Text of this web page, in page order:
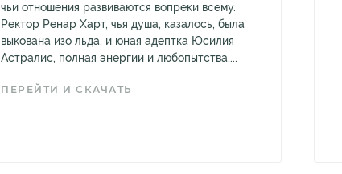
чьи отношения развиваются вопреки всему.
Ректор Ренар Харт, чья душа, казалось, была
выкована изо льда, и юная адептка Юсилия
Астралис, полная энергии и любопытства,...
ПЕРЕЙТИ И СКАЧАТЬ